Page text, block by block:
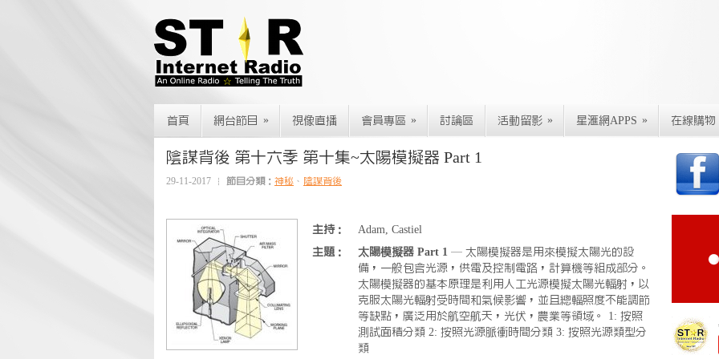
首頁 網台節目 » 視像直播 會員專區 » 討論區 活動留影 » 星滙網APPS » 在線購物
陰謀背後 第十六季 第十集~太陽模擬器 Part 1
29-11-2017 節目分類： 神秘 、 陰謀背後
主持：
Adam, Castiel
主題：
太陽模擬器 Part 1 — 太陽模擬器是用來模擬太陽光的設
備，一般包含光源，供電及控制電路，計算機等組成部分。
太陽模擬器的基本原理是利用人工光源模擬太陽光輻射，以
克服太陽光輻射受時間和氣候影響，並且總輻照度不能調節
等缺點，廣泛用於航空航天，光伏，農業等領域。 1: 按照
測試面積分類 2: 按照光源脈衝時間分類 3: 按照光源類型分
類